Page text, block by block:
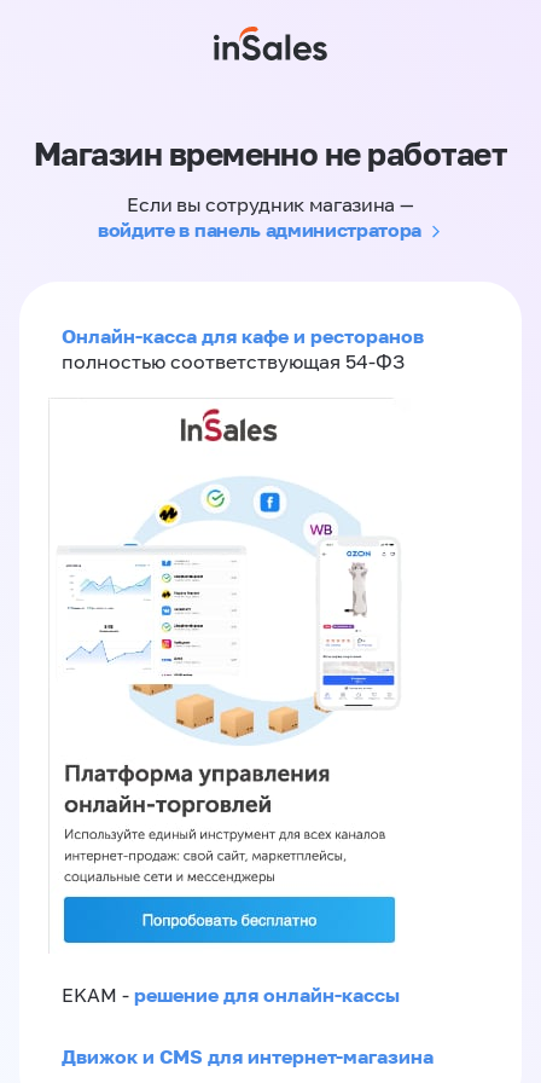
Магазин временно не работает
Если вы сотрудник магазина —
войдите в панель администратора
Онлайн-касса для кафе и ресторанов
полностью соответствующая 54-ФЗ
EKAM - решение для онлайн-кассы
Движок и CMS для интернет-магазина